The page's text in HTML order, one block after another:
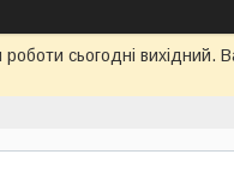
сьогодні